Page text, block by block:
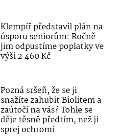
Klempíř představil plán na
úsporu seniorům: Ročně
jim odpustíme poplatky ve
výši 2 460 Kč
Pozná sršeň, že se ji
snažíte zahubit Biolitem a
zaútočí na vás? Tohle se
děje těsně předtím, než ji
sprej ochromí